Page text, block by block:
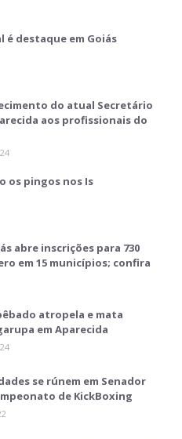
é destaque em Goiás
do atual Secretário
aos profissionais do
os pingos nos Is
abre inscrições para 730
em 15 municípios; confira
atropela e mata
em Aparecida
se rúnem em Senador
de KickBoxing